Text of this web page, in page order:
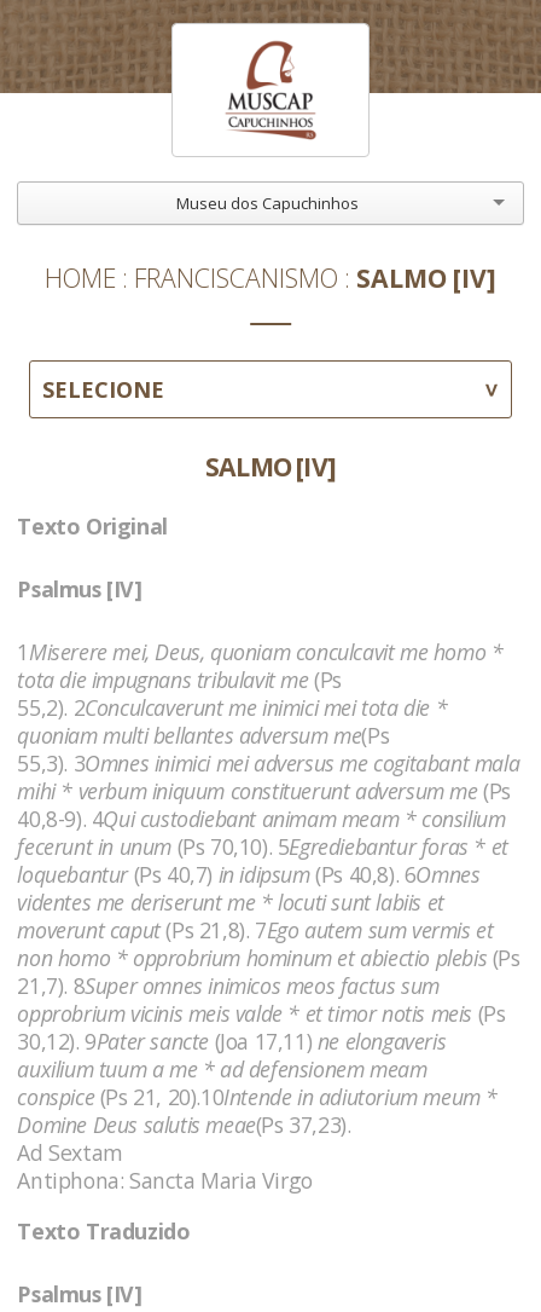
Museu dos Capuchinhos
HOME FRANCISCANISMO SALMO [IV]
SELECIONE
SALMO [IV]
Texto Original
Psalmus [IV]
1 Miserere mei, Deus, quoniam conculcavit me homo *
tota die impugnans tribulavit me(Ps
55,2). 2Conculcaverunt me inimici mei tota die *
quoniam multi bellantes adversum me(Ps
55,3). 3Omnes inimici mei adversus me cogitabant mala
mihi * verbum iniquum constituerunt adversum me(Ps
40,8-9). 4Qui custodiebant animam meam * consilium
fecerunt in unum (Ps 70,10). 5Egrediebantur foras * et
loquebantur(Ps 40,7) in idipsum(Ps 40,8). 6Omnes
videntes me deriserunt me * locuti sunt labiis et
moverunt caput(Ps 21,8). 7Ego autem sum vermis et
non homo * opprobrium hominum et abiectio plebis (Ps
21,7). 8Super omnes inimicos meos factus sum
opprobrium vicinis meis valde * et timor notis meis (Ps
30,12). 9Pater sancte (Joa 17,11) ne elongaveris
auxilium tuum a me * ad defensionem meam
conspice(Ps 21, 20).10Intende in adiutorium meum *
Domine Deus salutis meae(Ps 37,23).
Ad Sextam
Antiphona: Sancta Maria Virgo
Texto Traduzido
Psalmus [IV]